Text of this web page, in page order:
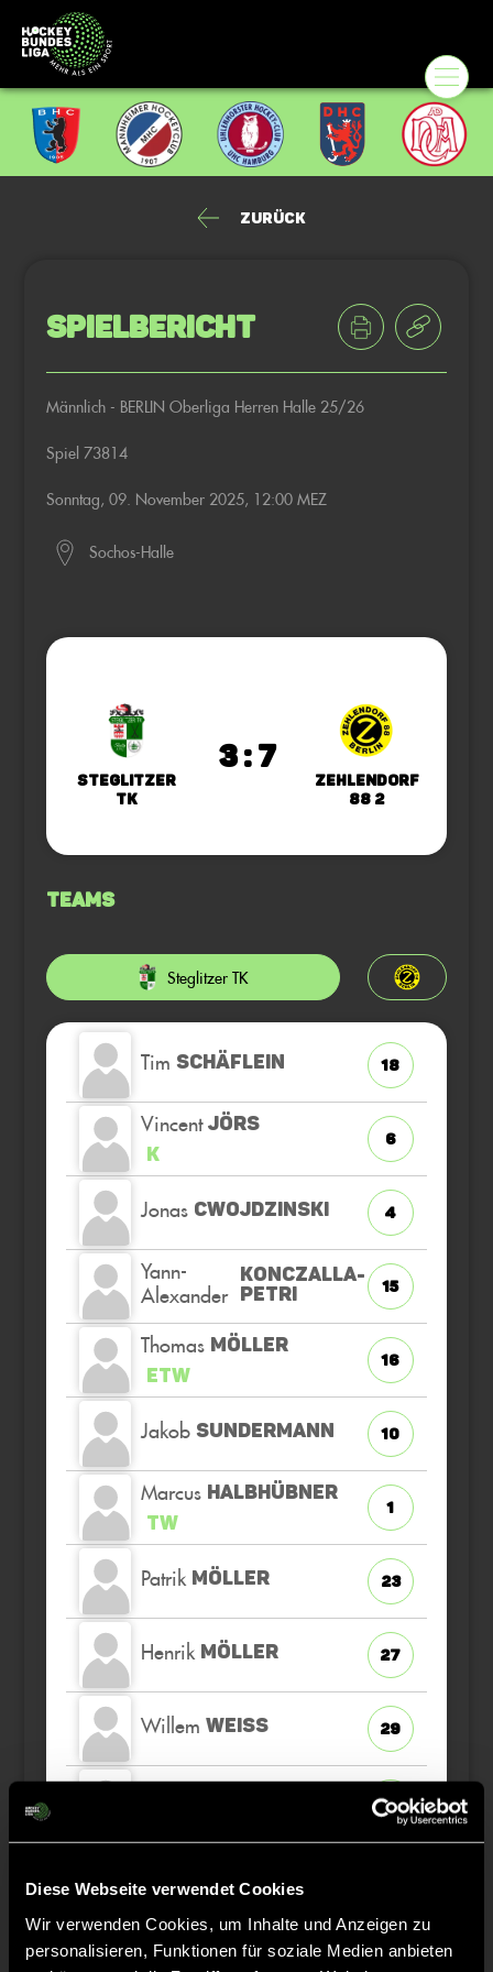
Diese Webseite verwendet Cookies
Wir verwenden Cookies, um Inhalte und Anzeigen zu
personalisieren, Funktionen für soziale Medien anbieten
Zurück
Spielbericht
Männlich - BERLIN Oberliga Herren Halle 25/26
Spiel 73814
Sonntag, 09. November 2025, 12:00 MEZ
Sochos-Halle
Steglitzer
TK
3 : 7
Zehlendorf
88 2
Teams
Steglitzer TK
Tim SCHÄFLEIN 18
Vincent JÖRS
K
6
Jonas CWOJDZINSKI 4
Yann-
Alexander
KONCZALLA-
PETRI
15
Thomas MÖLLER
ETW
16
Jakob SUNDERMANN 10
Marcus HALBHÜBNER
TW
1
Patrik MÖLLER 23
Henrik MÖLLER 27
Willem WEISS 29
7